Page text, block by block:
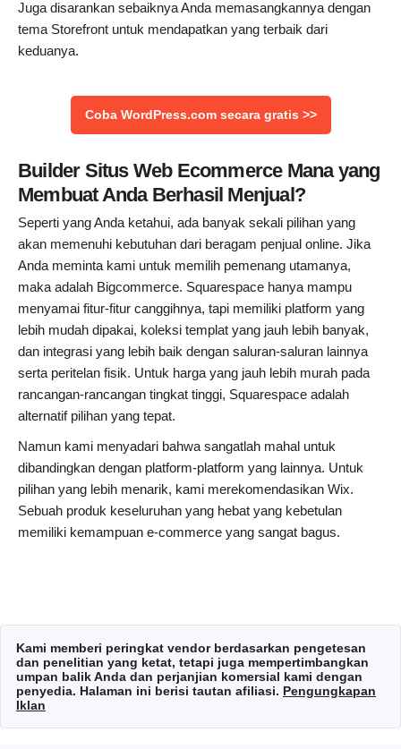
Juga disarankan sebaiknya Anda memasangkannya dengan
tema Storefront untuk mendapatkan yang terbaik dari
keduanya.
Coba WordPress.com secara gratis >>
Builder Situs Web Ecommerce Mana yang
Membuat Anda Berhasil Menjual?
Seperti yang Anda ketahui, ada banyak sekali pilihan yang
akan memenuhi kebutuhan dari beragam penjual online. Jika
Anda meminta kami untuk memilih pemenang utamanya,
maka adalah Bigcommerce. Squarespace hanya mampu
menyamai fitur-fitur canggihnya, tapi memiliki platform yang
lebih mudah dipakai, koleksi templat yang jauh lebih banyak,
dan integrasi yang lebih baik dengan saluran-saluran lainnya
serta peritelan fisik. Untuk harga yang jauh lebih murah pada
rancangan-rancangan tingkat tinggi, Squarespace adalah
alternatif pilihan yang tepat.
Namun kami menyadari bahwa sangatlah mahal untuk
dibandingkan dengan platform-platform yang lainnya. Untuk
pilihan yang lebih menarik, kami merekomendasikan Wix.
Sebuah produk keseluruhan yang hebat yang kebetulan
memiliki kemampuan e-commerce yang sangat bagus.
Kami memberi peringkat vendor berdasarkan pengetesan
dan penelitian yang ketat, tetapi juga mempertimbangkan
umpan balik Anda dan perjanjian komersial kami dengan
penyedia. Halaman ini berisi tautan afiliasi. Pengungkapan
Iklan